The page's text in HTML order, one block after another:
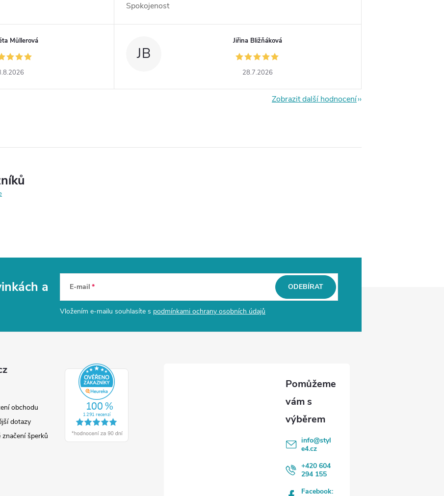
Spokojenost
Müllerová
JB
Jiřina Bližňáková
28.7.2026
Zobrazit další hodnocení
a
E-mail
Vložením e-mailu souhlasíte s podmínkami ochrany osobních údajů
ODEBÍRAT
obchodu
dotazy
značení šperků
info@styl
e4.cz
+420 604
294 155
Facebook: